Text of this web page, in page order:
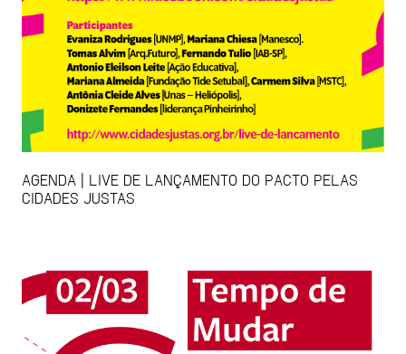
AGENDA | LIVE DE LANÇAMENTO DO PACTO PELAS
CIDADES JUSTAS